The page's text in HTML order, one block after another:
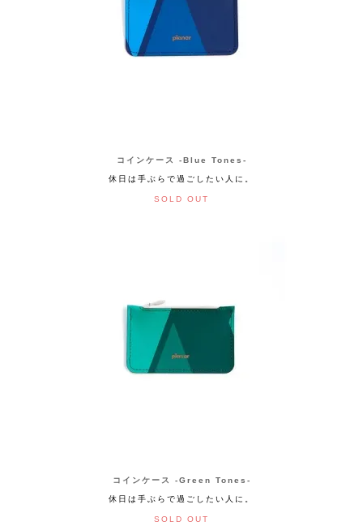
コインケース -Blue Tones-
休日は手ぶらで過ごしたい人に。
SOLD OUT
コインケース -Green Tones-
休日は手ぶらで過ごしたい人に。
SOLD OUT